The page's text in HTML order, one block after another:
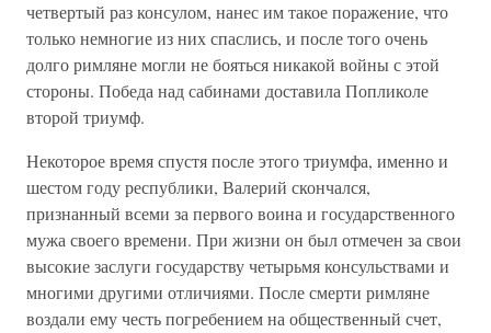
четвертый раз консулом, нанес им такое поражение, что
только немногие из них спаслись, и после того очень
долго римляне могли не бояться никакой войны с этой
стороны. Победа над сабинами доставила Попликоле
второй триумф.
Некоторое время спустя после этого триумфа, именно и
шестом году республики, Валерий скончался,
признанный всеми за первого воина и государственного
мужа своего времени. При жизни он был отмечен за свои
высокие заслуги государству четырьмя консульствами и
многими другими отличиями. После смерти римляне
воздали ему честь погребением на общественный счет,